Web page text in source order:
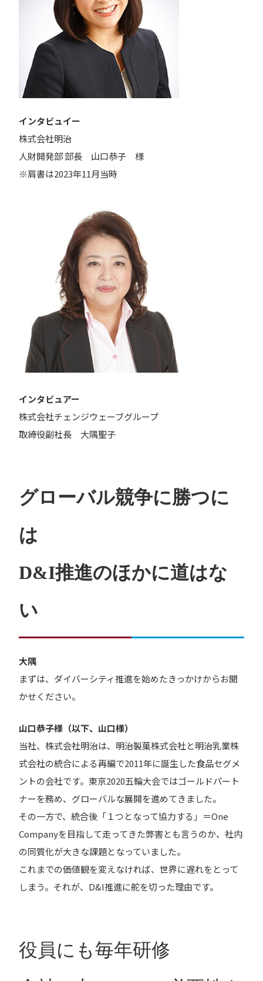
インタビュイー
株式会社明治
人財開発部 部長 山口恭子 様
※肩書は2023年11月当時
インタビュアー
株式会社チェンジウェーブグループ
取締役副社長 大隅聖子
グローバル競争に勝つに
は
D&I推進のほかに道はな
い
大隅
まずは、ダイバーシティ推進を始めたきっかけからお聞
かせください。
山口恭子様（以下、山口様）
当社、株式会社明治は、明治製菓株式会社と明治乳業株
式会社の統合による再編で2011年に誕生した食品セグメ
ントの会社です。東京2020五輪大会ではゴールドパート
ナーを務め、グローバルな展開を進めてきました。
その一方で、統合後「１つとなって協力する」＝One
Companyを目指して走ってきた弊害とも言うのか、社内
の同質化が大きな課題となっていました。
これまでの価値観を変えなければ、世界に遅れをとって
しまう。それが、D&I推進に舵を切った理由です。
役員にも毎年研修